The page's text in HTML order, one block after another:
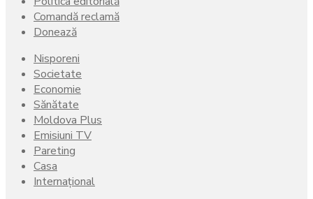
Comandă reclamă
Donează
Nisporeni
Societate
Economie
Sănătate
Moldova Plus
Emisiuni TV
Pareting
Casa
Internațional